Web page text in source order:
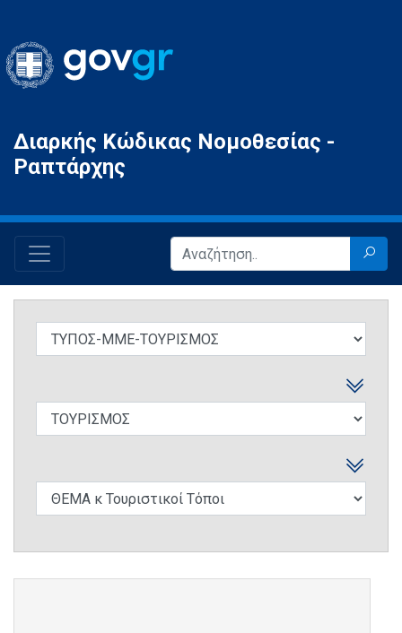
Gov.gr
Διαρκής Κώδικας Νομοθεσίας -
Ραπτάρχης